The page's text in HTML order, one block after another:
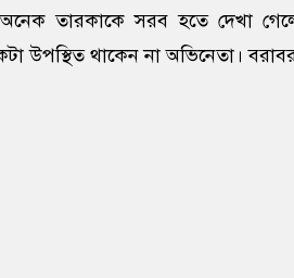
তারকাকে সরব হতে দেখা
উপস্থিত থাকেন না অভিনেতা।